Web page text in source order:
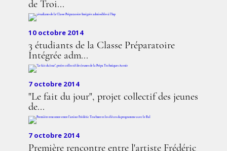
de Troi...
10 octobre 2014
3 étudiants de la Classe Préparatoire
Intégrée adm...
7 octobre 2014
"Le fait du jour", projet collectif des jeunes
de...
7 octobre 2014
Première rencontre entre l'artiste Frédéric